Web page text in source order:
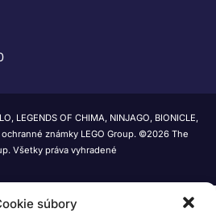
súbory
LEGENDS OF CHIMA, NINJAGO, BIONICLE,
ochranné známky LEGO Group. ©2026 The
Všetky práva vyhradené